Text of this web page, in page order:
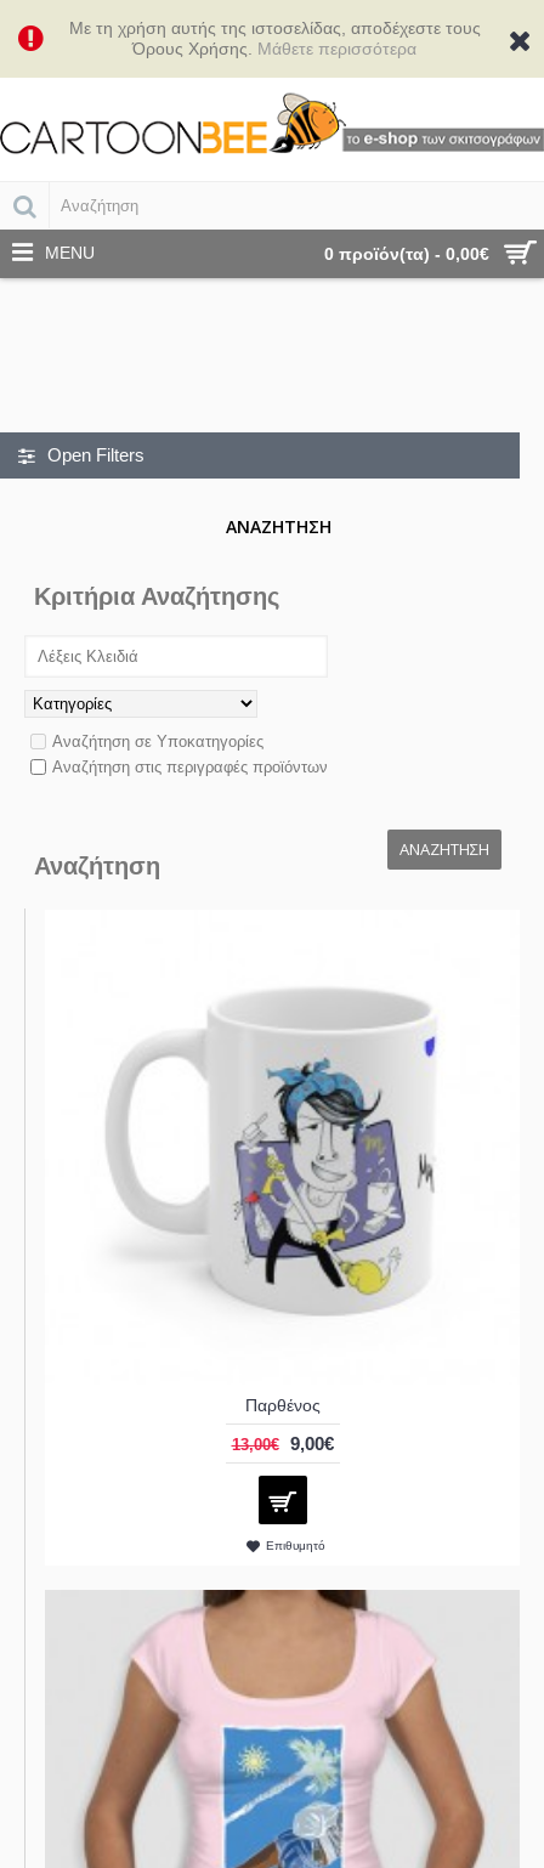
Με τη χρήση αυτής της ιστοσελίδας, αποδέχεστε τους
Όρους Χρήσης. Μάθετε περισσότερα
0 προϊόν(τα) - 0,00€
MENU
Open Filters
ΑΝΑΖΉΤΗΣΗ
Κριτήρια Αναζήτησης
Αναζήτηση σε Υποκατηγορίες
Αναζήτηση στις περιγραφές προϊόντων
Αναζήτηση
Παρθένος
13,00€ 9,00€
Επιθυμητό